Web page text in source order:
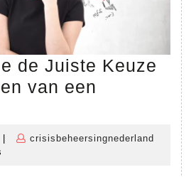
de Juiste Keuze
van een
Maak
10
crisisbeheersingnederland